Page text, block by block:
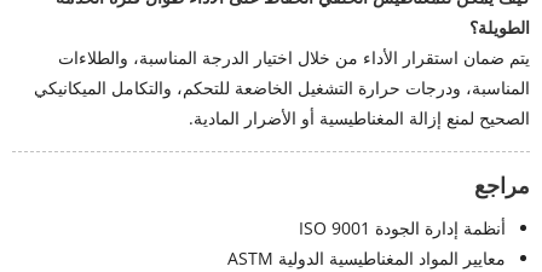
الطويلة؟
يتم ضمان استقرار الأداء من خلال اختيار الدرجة المناسبة، والطلاءات
المناسبة، ودرجات حرارة التشغيل الخاضعة للتحكم، والتكامل الميكانيكي
الصحيح لمنع إزالة المغناطيسية أو الأضرار المادية.
مراجع
أنظمة إدارة الجودة ISO 9001
معايير المواد المغناطيسية الدولية ASTM